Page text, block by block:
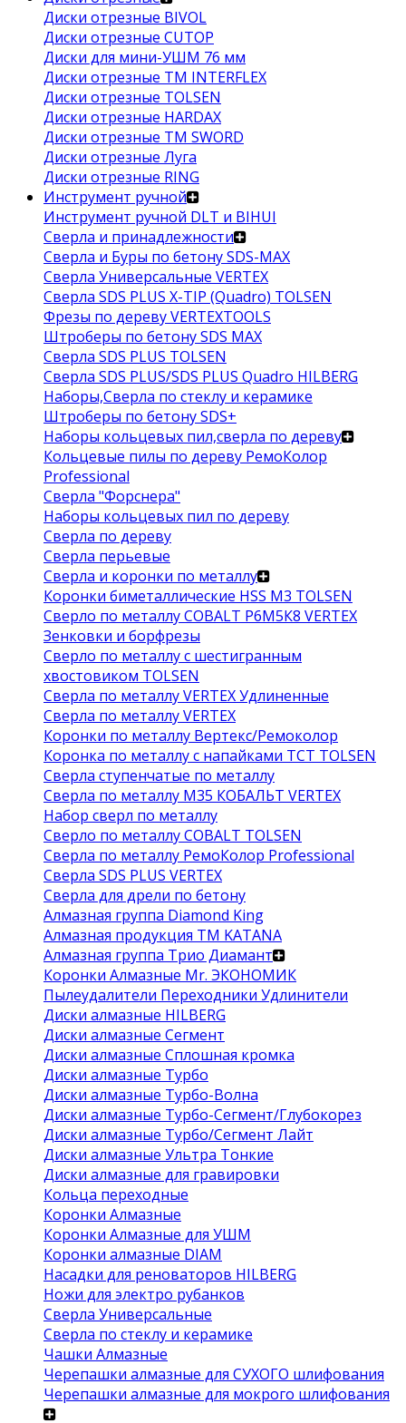
Диски отрезные BIVOL
Диски отрезные CUTOP
Диски для мини-УШМ 76 мм
Диски отрезные ТМ INTERFLEX
Диски отрезные TOLSEN
Диски отрезные HARDAX
Диски отрезные ТМ SWORD
Диски отрезные Луга
Диски отрезные RING
Инструмент ручной
Инструмент ручной DLT и BIHUI
Сверла и принадлежности
Сверла и Буры по бетону SDS-MAX
Сверла Универсальные VERTEX
Сверла SDS PLUS X-TIP (Quadro) TOLSEN
Фрезы по дереву VERTEXTOOLS
Штроберы по бетону SDS MAX
Сверла SDS PLUS TOLSEN
Сверла SDS PLUS/SDS PLUS Quadro HILBERG
Наборы,Сверла по стеклу и керамике
Штроберы по бетону SDS+
Наборы кольцевых пил,сверла по дереву
Кольцевые пилы по дереву РемоКолор
Professional
Сверла "Форснера"
Наборы кольцевых пил по дереву
Сверла по дереву
Сверла перьевые
Сверла и коронки по металлу
Коронки биметаллические HSS M3 TOLSEN
Сверло по металлу COBALT Р6М5К8 VERTEX
Зенковки и борфрезы
Сверло по металлу с шестигранным
хвостовиком TOLSEN
Сверла по металлу VERTEX Удлиненные
Сверла по металлу VERTEX
Коронки по металлу Вертекс/Ремоколор
Коронка по металлу с напайками TCT TOLSEN
Сверла ступенчатые по металлу
Сверла по металлу М35 КОБАЛЬТ VERTEX
Набор сверл по металлу
Сверло по металлу COBALT TOLSEN
Сверла по металлу РемоКолор Professional
Сверла SDS PLUS VERTEX
Сверла для дрели по бетону
Алмазная группа Diamond King
Алмазная продукция ТМ KATANA
Алмазная группа Трио Диамант
Коронки Алмазные Mr. ЭКОНОМИК
Пылеудалители Переходники Удлинители
Диски алмазные HILBERG
Диски алмазные Сегмент
Диски алмазные Сплошная кромка
Диски алмазные Турбо
Диски алмазные Турбо-Волна
Диски алмазные Турбо-Сегмент/Глубокорез
Диски алмазные Турбо/Сегмент Лайт
Диски алмазные Ультра Тонкие
Диски алмазные для гравировки
Кольца переходные
Коронки Алмазные
Коронки Алмазные для УШМ
Коронки алмазные DIAM
Насадки для реноваторов HILBERG
Ножи для электро рубанков
Сверла Универсальные
Сверла по стеклу и керамике
Чашки Алмазные
Черепашки алмазные для СУХОГО шлифования
Черепашки алмазные для мокрого шлифования